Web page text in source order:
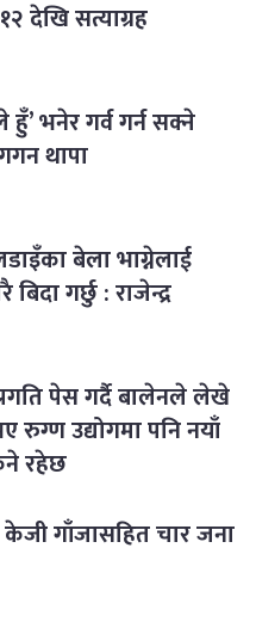
देखि सत्याग्रह
हुँ’ भनेर गर्व गर्न सक्ने
थापा
बेला भाग्नेलाई
बिदा गर्छु : राजेन्द्र
पेस गर्दै बालेनले लेखे
रुग्ण उद्योगमा पनि नयाँ
रहेछ
गाँजासहित चार जना